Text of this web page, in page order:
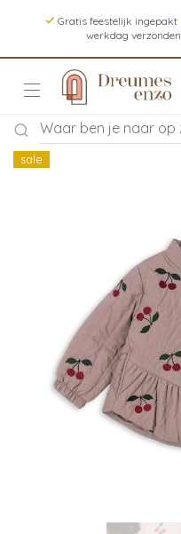
Gratis feestelijk ingepakt
werkdag verzonden
sale